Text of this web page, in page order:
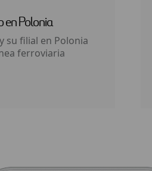
en Polonia
su filial en Polonia
ferroviaria